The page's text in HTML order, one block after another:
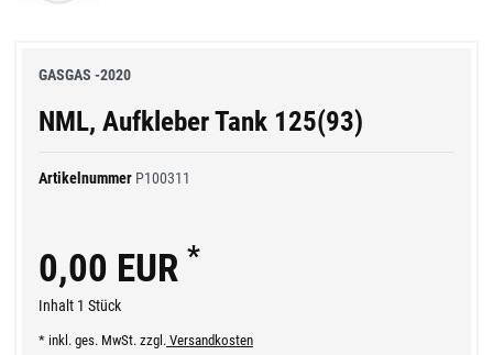
GASGAS -2020
NML, Aufkleber Tank 125(93)
Artikelnummer P100311
0,00 EUR *
Inhalt 1 Stück
* inkl. ges. MwSt. zzgl. Versandkosten